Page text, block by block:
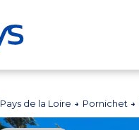
Pays de la Loire Pornichet